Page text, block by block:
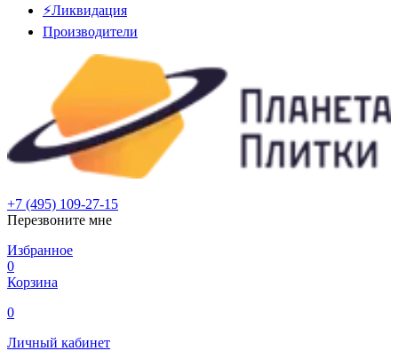
⚡Ликвидация
Производители
+7 (495) 109-27-15
Перезвоните мне
Избранное
0
Корзина
0
Личный кабинет